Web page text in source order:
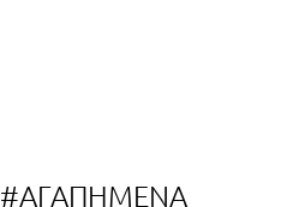
#ΑΓΑΠΗΜΕΝΑ